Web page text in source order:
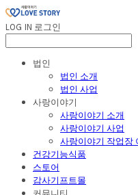
LOG IN 로그인
법인
법인 소개
법인 사업
사랑이야기
사랑이야기 소개
사랑이야기 사업
사랑이야기 작업장
건강기능식품
스토어
감사기프트몰